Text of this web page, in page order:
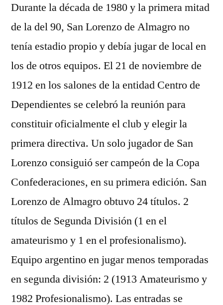
Durante la década de 1980 y la primera mitad
de la del 90, San Lorenzo de Almagro no
tenía estadio propio y debía jugar de local en
los de otros equipos. El 21 de noviembre de
1912 en los salones de la entidad Centro de
Dependientes se celebró la reunión para
constituir oficialmente el club y elegir la
primera directiva. Un solo jugador de San
Lorenzo consiguió ser campeón de la Copa
Confederaciones, en su primera edición. San
Lorenzo de Almagro obtuvo 24 títulos. 2
títulos de Segunda División (1 en el
amateurismo y 1 en el profesionalismo).
Equipo argentino en jugar menos temporadas
en segunda división: 2 (1913 Amateurismo y
1982 Profesionalismo). Las entradas se